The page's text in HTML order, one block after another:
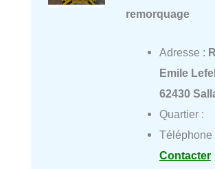
remorquage
Adresse :
Emile
62430
Quartier :
Téléphone
Contacter